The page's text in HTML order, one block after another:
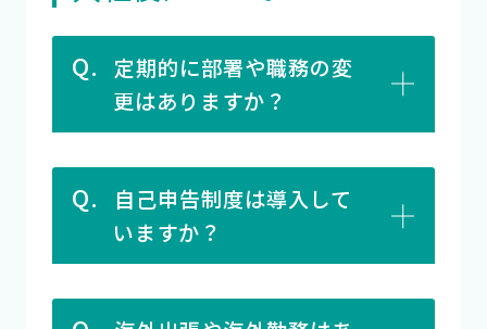
Q.
定期的に部署や職務の変
更はありますか？
Q.
自己申告制度は導入して
いますか？